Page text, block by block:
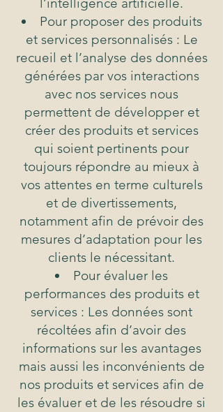
l’intelligence artificielle.
Pour proposer des produits
et services personnalisés : Le
recueil et l’analyse des données
générées par vos interactions
avec nos services nous
permettent de développer et
créer des produits et services
qui soient pertinents pour
toujours répondre au mieux à
vos attentes en terme culturels
et de divertissements,
notamment afin de prévoir des
mesures d’adaptation pour les
clients le nécessitant.
Pour évaluer les
performances des produits et
services : Les données sont
récoltées afin d’avoir des
informations sur les avantages
mais aussi les inconvénients de
nos produits et services afin de
les évaluer et de les résoudre si